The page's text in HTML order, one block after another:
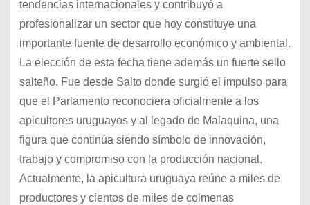
tendencias internacionales y contribuyó a
profesionalizar un sector que hoy constituye una
importante fuente de desarrollo económico y ambiental.
La elección de esta fecha tiene además un fuerte sello
salteño. Fue desde Salto donde surgió el impulso para
que el Parlamento reconociera oficialmente a los
apicultores uruguayos y al legado de Malaquina, una
figura que continúa siendo símbolo de innovación,
trabajo y compromiso con la producción nacional.
Actualmente, la apicultura uruguaya reúne a miles de
productores y cientos de miles de colmenas